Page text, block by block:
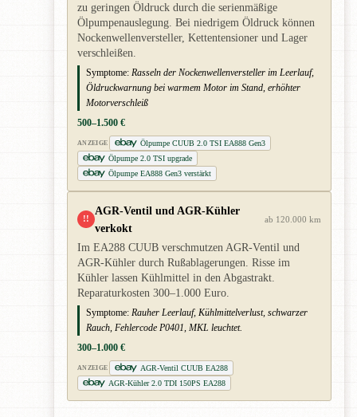
zu geringen Öldruck durch die serienmäßige
Ölpumpenauslegung. Bei niedrigem Öldruck können
Nockenwellenversteller, Kettentensioner und Lager
verschleißen.
Symptome: Rasseln der Nockenwellenversteller im Leerlauf,
Öldruckwarnung bei warmem Motor im Stand, erhöhter
Motorverschleiß
500–1.500 €
ANZEIGE
Ölpumpe CUUB 2.0 TSI EA888 Gen3
Ölpumpe 2.0 TSI upgrade
Ölpumpe EA888 Gen3 verstärkt
!!
AGR-Ventil und AGR-Kühler
verkokt
ab 120.000 km
Im EA288 CUUB verschmutzen AGR-Ventil und
AGR-Kühler durch Rußablagerungen. Risse im
Kühler lassen Kühlmittel in den Abgastrakt.
Reparaturkosten 300–1.000 Euro.
Symptome: Rauher Leerlauf, Kühlmittelverlust, schwarzer
Rauch, Fehlercode P0401, MKL leuchtet.
300–1.000 €
ANZEIGE
AGR-Ventil CUUB EA288
AGR-Kühler 2.0 TDI 150PS EA288